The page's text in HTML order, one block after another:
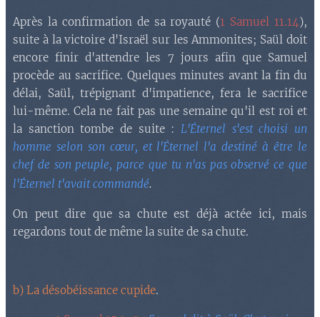
Après la confirmation de sa royauté (1 Samuel 11.14),
suite à la victoire d'Israël sur les Ammonites; Saül doit
encore finir d'attendre les 7 jours afin que Samuel
procède au sacrifice. Quelques minutes avant la fin du
délai, Saül, trépignant d'impatience, fera le sacrifice
lui-même. Cela ne fait pas une semaine qu'il est roi et
la sanction tombe de suite : L'Éternel s'est choisi un
homme selon son cœur, et l'Éternel l'a destiné à être le
chef de son peuple, parce que tu n'as pas observé ce que
l'Éternel t'avait commandé.
On peut dire que sa chute est déjà actée ici, mais
regardons tout de même la suite de sa chute.
b) La désobéissance cupide.